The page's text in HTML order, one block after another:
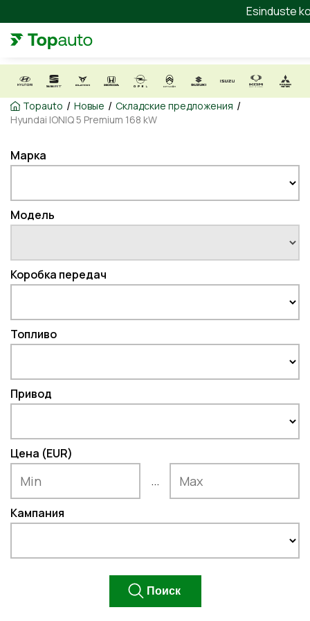
Esinduste
Topauto / Новые / Складские предложения /
Hyundai IONIQ 5 Premium 168 kW
Марка
Модель
Коробка передач
Топливо
Привод
Цена (EUR)
...
Кампания